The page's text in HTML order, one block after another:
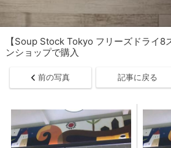
【Soup Stock Tokyo フリーズドライ8
ンショップで購入
前の写真 記事に戻る